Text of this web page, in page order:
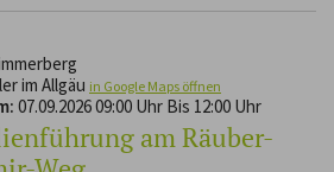
im Allgäu in Google Maps öffnen
07.09.2026 09:00 Uhr Bis 12:00 Uhr
am Räuber-